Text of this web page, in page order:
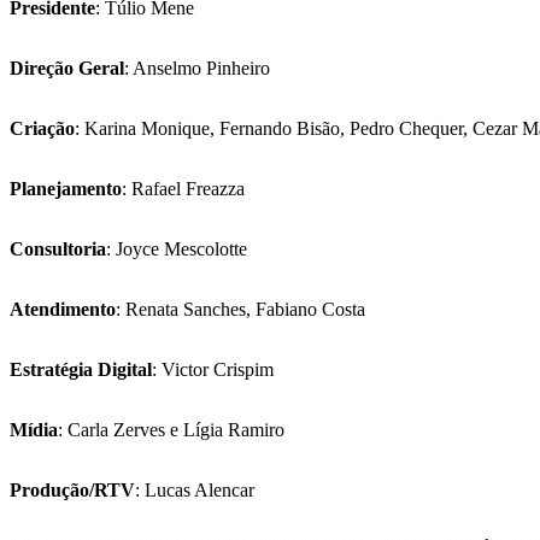
Presidente: Túlio Mene
Direção Geral: Anselmo Pinheiro
Criação: Karina Monique, Fernando Bisão, Pedro Chequer, Cezar
Planejamento: Rafael Freazza
Consultoria: Joyce Mescolotte
Atendimento: Renata Sanches, Fabiano Costa
Estratégia Digital: Victor Crispim
Mídia: Carla Zerves e Lígia Ramiro
Produção/RTV: Lucas Alencar